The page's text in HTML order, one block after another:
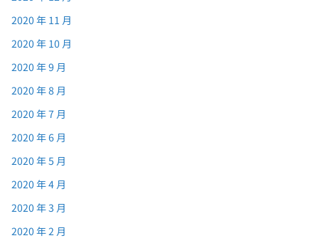
2020 年 11 月
2020 年 10 月
2020 年 9 月
2020 年 8 月
2020 年 7 月
2020 年 6 月
2020 年 5 月
2020 年 4 月
2020 年 3 月
2020 年 2 月